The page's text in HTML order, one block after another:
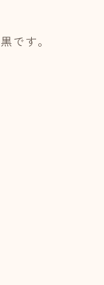
です。